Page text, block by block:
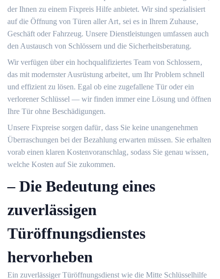
der Ihnen zu einem Fixpreis Hilfe anbietet.​ Wir sind spezialisiert
auf die Öffnung von Türen aller Art‚ sei es in Ihrem Zuhause‚
Geschäft oder Fahrzeug.​ Unsere Dienstleistungen umfassen auch
den Austausch von Schlössern und die Sicherheitsberatung.​
Wir verfügen über ein hochqualifiziertes Team von Schlossern‚
das mit modernster Ausrüstung arbeitet‚ um Ihr Problem schnell
und effizient zu lösen.​ Egal ob eine zugefallene Tür oder ein
verlorener Schlüssel ― wir finden immer eine Lösung und öffnen
Ihre Tür ohne Beschädigungen.​
Unsere Fixpreise sorgen dafür‚ dass Sie keine unangenehmen
Überraschungen bei der Bezahlung erwarten müssen.​ Sie erhalten
vorab einen klaren Kostenvoranschlag‚ sodass Sie genau wissen‚
welche Kosten auf Sie zukommen.​
– Die Bedeutung eines
zuverlässigen
Türöffnungsdienstes
hervorheben
Ein zuverlässiger Türöffnungsdienst wie die Mitte Schlüsselhilfe